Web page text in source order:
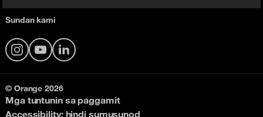
Sundan kami
InstagramYouTubeLinkedIn
© Orange 2026
Mga tuntunin sa paggamit
Accessibility: hindi sumusunod